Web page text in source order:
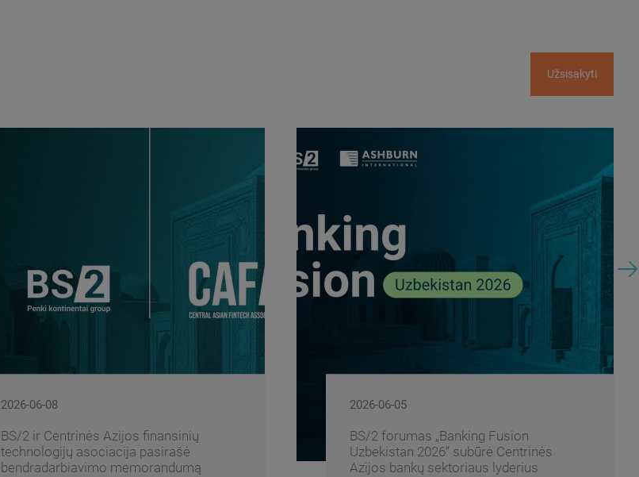
Užsisakyti
2026-06-08
BS/2 ir Centrinės Azijos finansinių
technologijų asociacija pasirašė
bendradarbiavimo memorandumą
2026-06-05
BS/2 forumas „Banking Fusion
Uzbekistan 2026“ subūrė Centrinės
Azijos bankų sektoriaus lyderius